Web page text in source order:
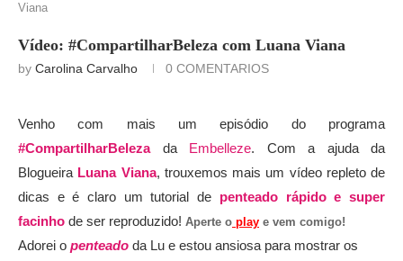
Viana
Vídeo: #CompartilharBeleza com Luana Viana
by Carolina Carvalho 0 COMENTARIOS
Venho com mais um episódio do programa
#CompartilharBelezada Embelleze. Com a ajuda da
Blogueira Luana Viana, trouxemos mais um vídeo repleto de
dicas e é claro um tutorial de penteado rápido e super
facinho de ser reproduzido! Aperte o play e vem comigo!
Adorei o penteado da Lu e estou ansiosa para mostrar os